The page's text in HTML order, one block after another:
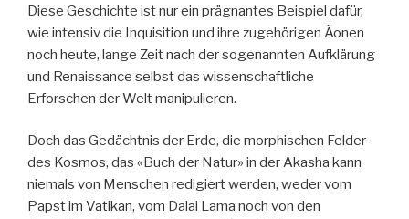
Diese Geschichte ist nur ein prägnantes Beispiel dafür,
wie intensiv die Inquisition und ihre zugehörigen Äonen
noch heute, lange Zeit nach der sogenannten Aufklärung
und Renaissance selbst das wissenschaftliche
Erforschen der Welt manipulieren.
Doch das Gedächtnis der Erde, die morphischen Felder
des Kosmos, das «Buch der Natur» in der Akasha kann
niemals von Menschen redigiert werden, weder vom
Papst im Vatikan, vom Dalai Lama noch von den